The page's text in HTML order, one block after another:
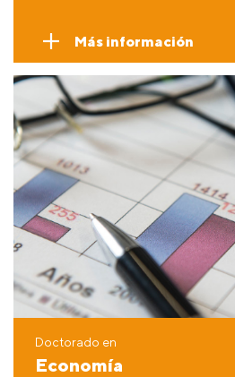
Más información
Doctorado en
Economía